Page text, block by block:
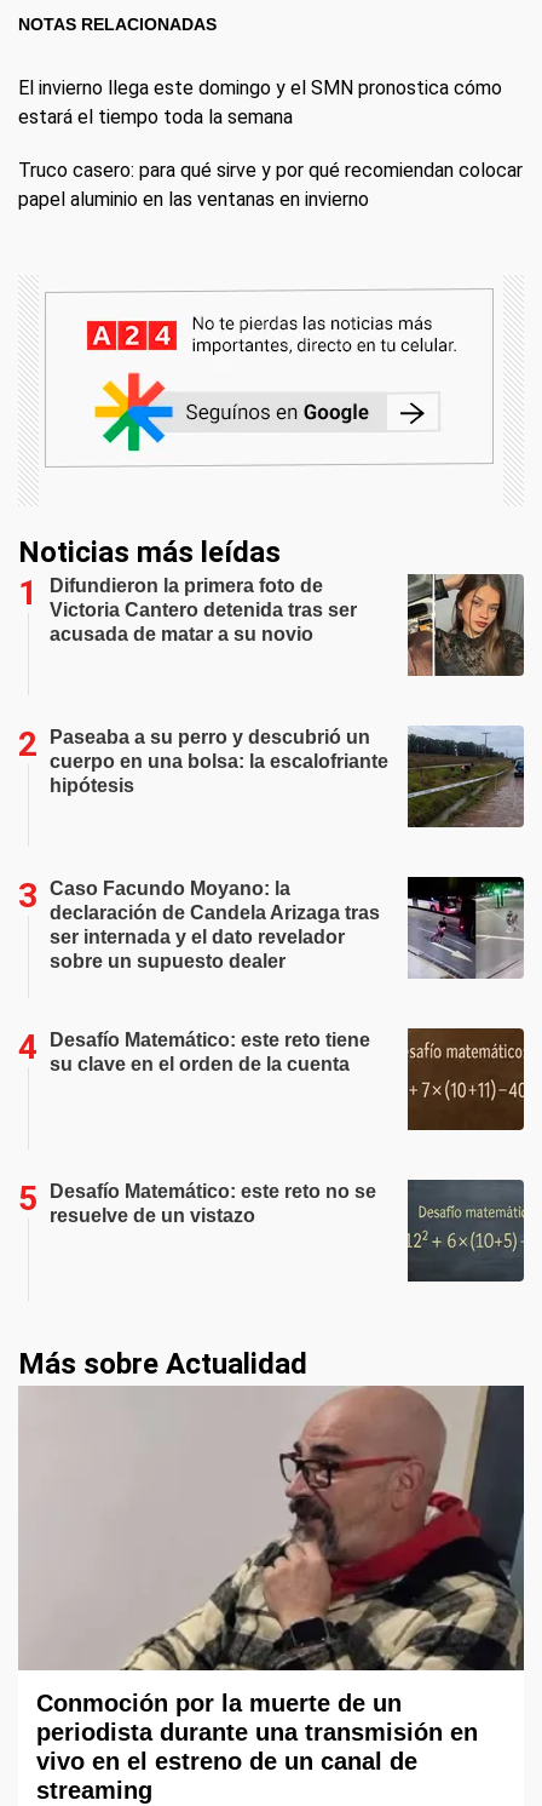
NOTAS RELACIONADAS
El invierno llega este domingo y el SMN pronostica cómo
estará el tiempo toda la semana
Truco casero: para qué sirve y por qué recomiendan colocar
papel aluminio en las ventanas en invierno
Noticias más leídas
Difundieron la primera foto de
Victoria Cantero detenida tras ser
acusada de matar a su novio
Paseaba a su perro y descubrió un
cuerpo en una bolsa: la escalofriante
hipótesis
Caso Facundo Moyano: la
declaración de Candela Arizaga tras
ser internada y el dato revelador
sobre un supuesto dealer
Desafío Matemático: este reto tiene
su clave en el orden de la cuenta
Desafío Matemático: este reto no se
resuelve de un vistazo
Más sobre Actualidad
Conmoción por la muerte de un
periodista durante una transmisión en
vivo en el estreno de un canal de
streaming